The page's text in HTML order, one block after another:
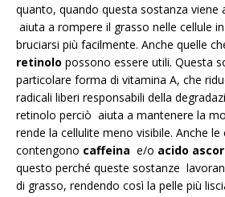
quanto, quando questa sostanza viene
aiuta a rompere il grasso nelle cellule
bruciarsi più facilmente. Anche quelle
retinolo possono essere utili. Questa
particolare forma di vitamina A, che
radicali liberi responsabili della
retinolo perciò aiuta a mantenere la
rende la cellulite meno visibile. Anche le
contengono caffeina e/o acido
questo perché queste sostanze
di grasso, rendendo così la pelle più